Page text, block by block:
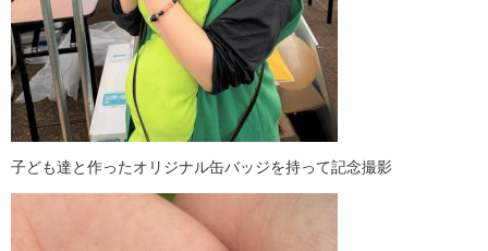
子ども達と作ったオリジナル缶バッジを持って記念撮影